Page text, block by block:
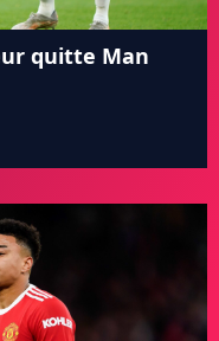
quitte Man